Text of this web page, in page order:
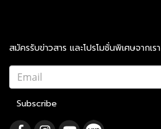
สมัครรับข่าวสาร และโปรโมชั่นพิเศษจากเรา
Subscribe